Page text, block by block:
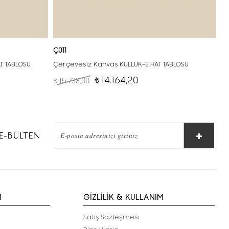
Ç011
Çerçevesiz Kanvas KULLUK-2 HAT TABLOSU
t 15.738,00 t14.164,20
E-BÜLTEN
GİZLİLİK & KULLANIM
Satış Sözleşmesi